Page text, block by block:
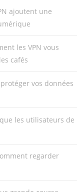
ajoutent une
les VPN vous
cafés
vos données
que les utilisateurs de
regarder